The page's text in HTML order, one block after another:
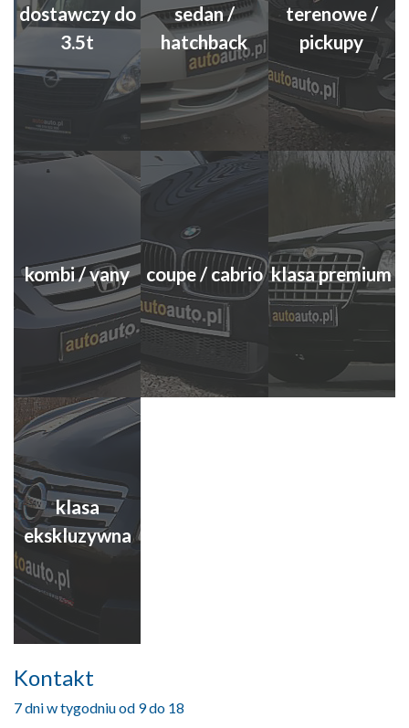
dostawczy do
3.5t
sedan /
hatchback
terenowe /
pickupy
kombi / vany coupe / cabrio klasa premium
klasa
ekskluzywna
Kontakt
7 dni w tygodniu od 9 do 18